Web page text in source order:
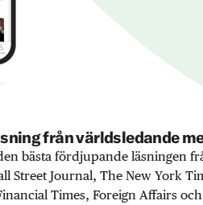
från världsledande
bästa fördjupande läsningen
Street Journal, The New York
Times, Foreign Affairs